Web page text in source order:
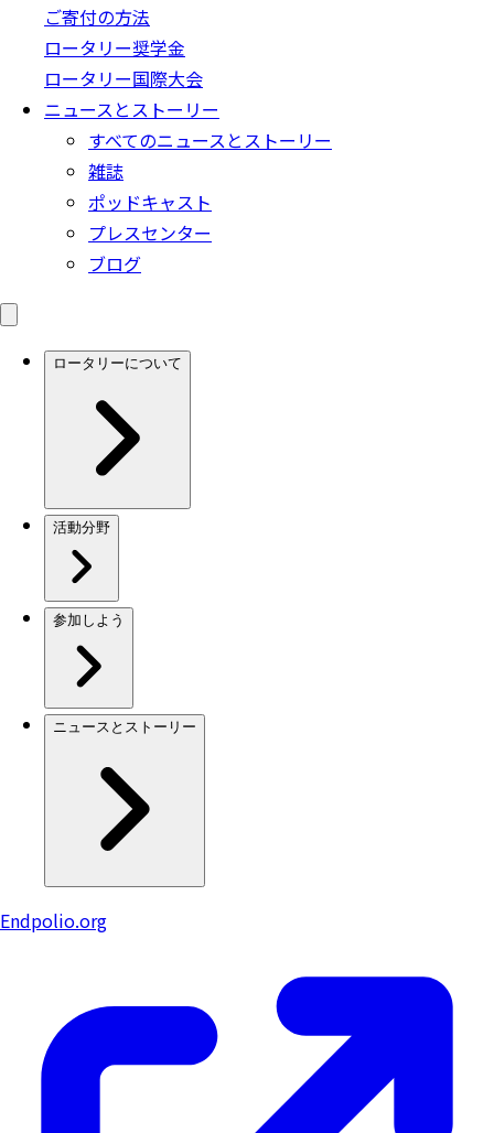
ご寄付の方法
ロータリー奨学金
ロータリー国際大会
ニュースとストーリー
すべてのニュースとストーリー
雑誌
ポッドキャスト
プレスセンター
ブログ
ロータリーについて
活動分野
参加しよう
ニュースとストーリー
Endpolio.org